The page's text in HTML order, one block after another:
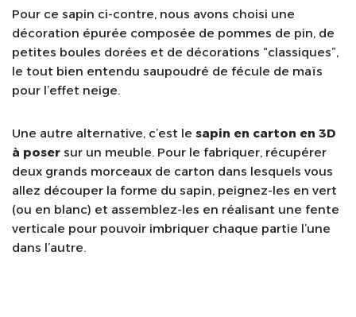
Pour ce sapin ci-contre, nous avons choisi une
décoration épurée composée de pommes de pin, de
petites boules dorées et de décorations “classiques”,
le tout bien entendu saupoudré de fécule de maïs
pour l’effet neige.
Une autre alternative, c’est le sapin en carton en 3D
à poser sur un meuble. Pour le fabriquer, récupérer
deux grands morceaux de carton dans lesquels vous
allez découper la forme du sapin, peignez-les en vert
(ou en blanc) et assemblez-les en réalisant une fente
verticale pour pouvoir imbriquer chaque partie l’une
dans l’autre.